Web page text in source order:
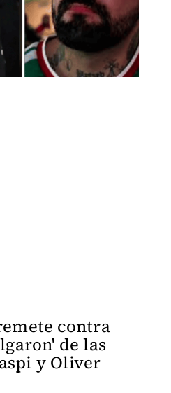
contra
de las
y Oliver